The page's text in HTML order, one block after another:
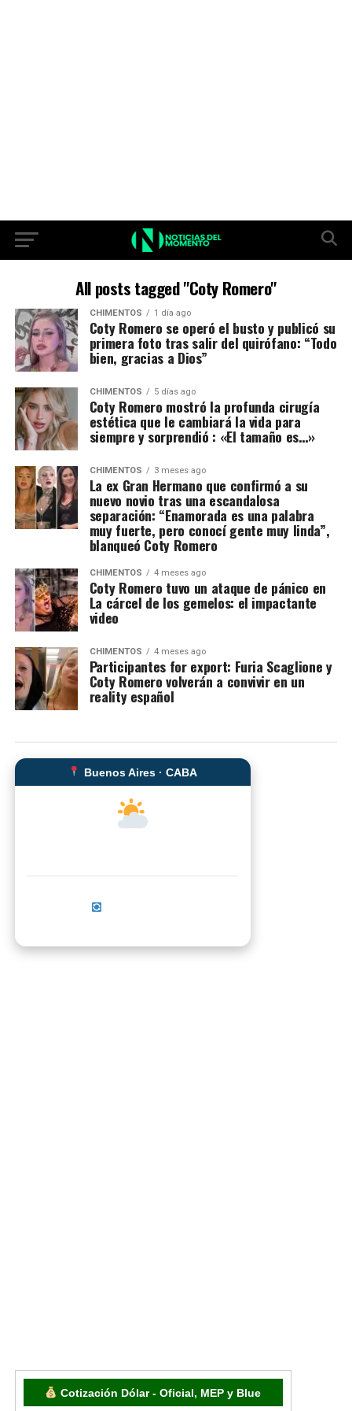
All posts tagged "Coty Romero"
CHIMENTOS 1 día ago
Coty Romero se operó el busto y publicó su
primera foto tras salir del quirófano: “Todo
bien, gracias a Dios”
CHIMENTOS 5 días ago
Coty Romero mostró la profunda cirugía
estética que le cambiará la vida para
siempre y sorprendió : «El tamaño es…»
CHIMENTOS 3 meses ago
La ex Gran Hermano que confirmó a su
nuevo novio tras una escandalosa
separación: “Enamorada es una palabra
muy fuerte, pero conocí gente muy linda”,
blanqueó Coty Romero
CHIMENTOS 4 meses ago
Coty Romero tuvo un ataque de pánico en
La cárcel de los gemelos: el impactante
video
CHIMENTOS 4 meses ago
Participantes for export: Furia Scaglione y
Coty Romero volverán a convivir en un
reality español
Buenos Aires · CABA
Cotización Dólar - Oficial, MEP y Blue